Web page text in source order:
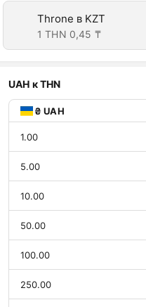
Throne в KZT
1 THN 0,45 ₸
UAH к THN
₴ UAH
1.00
5.00
10.00
50.00
100.00
250.00